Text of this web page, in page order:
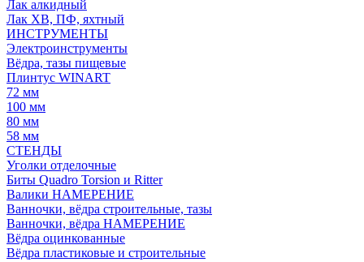
Лак алкидный
Лак ХВ, ПФ, яхтный
ИНСТРУМЕНТЫ
Электроинструменты
Вёдра, тазы пищевые
Плинтус WINART
72 мм
100 мм
80 мм
58 мм
СТЕНДЫ
Уголки отделочные
Биты Quadro Torsion и Ritter
Валики НАМЕРЕНИЕ
Ванночки, вёдра строительные, тазы
Ванночки, вёдра НАМЕРЕНИЕ
Вёдра оцинкованные
Вёдра пластиковые и строительные